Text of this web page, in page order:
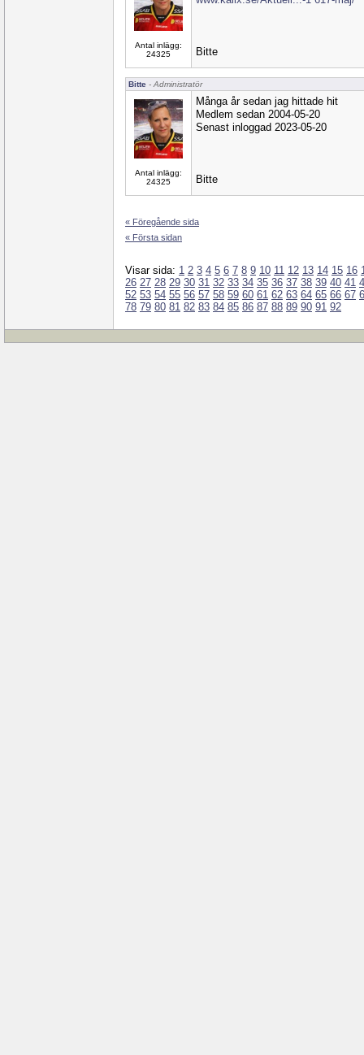
Antal inlägg:
24325
Bitte
Bitte - Administratör
Antal inlägg:
24325
Många år sedan jag hittade hit
Medlem sedan 2004-05-20
Senast inloggad 2023-05-20
Bitte
« Föregående sida
« Första sidan
Visar sida: 1 2 3 4 5 6 7 8 9 10 11 12 13 14 15 16
26 27 28 29 30 31 32 33 34 35 36 37 38 39 40 41
52 53 54 55 56 57 58 59 60 61 62 63 64 65 66 67
78 79 80 81 82 83 84 85 86 87 88 89 90 91 92